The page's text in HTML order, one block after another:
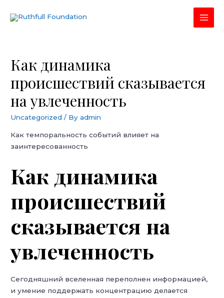
Как динамика
происшествий сказывается
на увлеченность
Uncategorized / Byadmin
Как темпоральность событий влияет на
заинтересованность
Как динамика
происшествий
сказывается на
увлеченность
Сегодняшний вселенная переполнен информацией,
и умение поддержать концентрацию делается